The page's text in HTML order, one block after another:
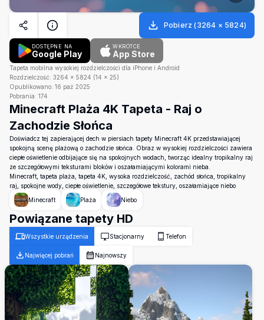
Pobierz (3264 × 5824)
DOSTĘPNE NA
Google Play
WKRÓTCE
App Store
Tapeta mobilna wysokiej rozdzielczości dla iPhone i Android
Rozdzielczość: 3264 × 5824 (14 × 25)
Opublikowano: 16 paź 2025
Pobrania: 174
Minecraft Plaża 4K Tapeta - Raj o
Zachodzie Słońca
Doświadcz tej zapierającej dech w piersiach tapety Minecraft 4K przedstawiającej
spokojną scenę plażową o zachodzie słońca. Obraz w wysokiej rozdzielczości zawiera
ciepłe oświetlenie odbijające się na spokojnych wodach, tworząc idealny tropikalny raj
ze szczegółowymi teksturami bloków i oszałamiającymi kolorami nieba.
Minecraft, tapeta plaża, tapeta 4K, wysoka rozdzielczość, zachód słońca, tropikalny
raj, spokojne wody, ciepłe oświetlenie, szczegółowe tekstury, oszałamiające niebo
Minecraft
Plaża Niebo
Powiązane tapety HD
Wszystkie urządzenia Stacjonarny Telefon
Najwięcej pobrań Najnowszy